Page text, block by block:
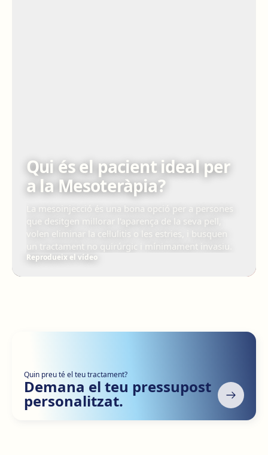
Qui és el pacient ideal per
a la Mesoteràpia?
La mesoinjecció és una bona opció per a persones
que desitgen millorar l'aparença de la seva pell,
volen eliminar la cel·lulitis o les estries, i busquen
un tractament no quirúrgic i mínimament invasiu.
Reprodueix el vídeo
Quin preu té el teu tractament?
Demana el teu pressupost
personalitzat.